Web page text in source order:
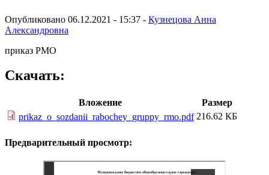
Опубликовано 06.12.2021 - 15:37 - Кузнецова Анна
Александровна
приказ РМО
Скачать:
Вложение
Размер
prikaz_o_sozdanii_rabochey_gruppy_rmo.pdf 216.62 КБ
Предварительный просмотр: